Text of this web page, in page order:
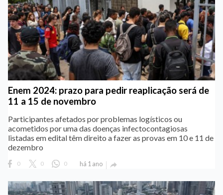
Enem 2024: prazo para pedir reaplicação será de
11 a 15 de novembro
Participantes afetados por problemas logísticos ou
acometidos por uma das doenças infectocontagiosas
listadas em edital têm direito a fazer as provas em 10 e 11 de
dezembro
0 0 0 há 1 ano 